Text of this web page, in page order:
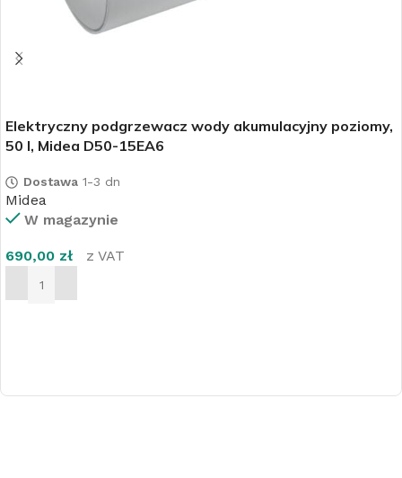
Elektryczny podgrzewacz wody akumulacyjny poziomy,
50 l, Midea D50-15EA6
Dostawa 1-3 dn
Midea
W magazynie
690,00 zł z VAT
DODAJ DO KOSZYKA